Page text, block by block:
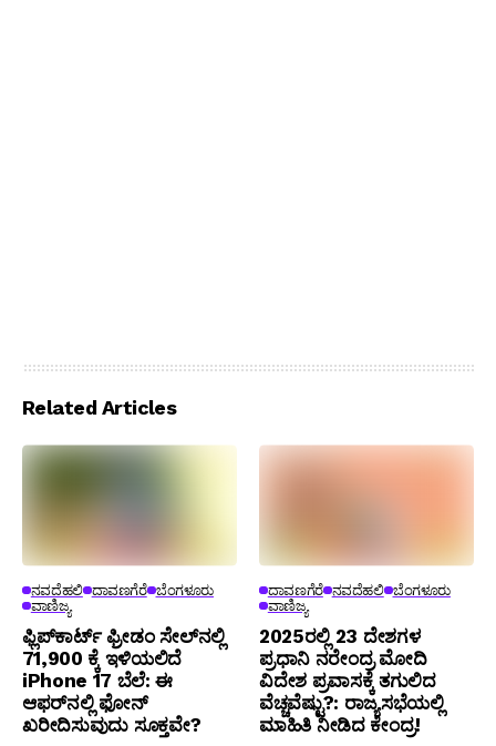
Related Articles
ನವದೆಹಲಿ ದಾವಣಗೆರೆ ಬೆಂಗಳೂರು
ವಾಣಿಜ್ಯ
ಫ್ಲಿಪ್‌ಕಾರ್ಟ್ ಫ್ರೀಡಂ ಸೇಲ್‌ನಲ್ಲಿ
₹71,900 ಕ್ಕೆ ಇಳಿಯಲಿದೆ
iPhone 17 ಬೆಲೆ: ಈ
ಆಫರ್‌ನಲ್ಲಿ ಫೋನ್
ಖರೀದಿಸುವುದು ಸೂಕ್ತವೇ?
ದಾವಣಗೆರೆ ನವದೆಹಲಿ ಬೆಂಗಳೂರು
ವಾಣಿಜ್ಯ
2025ರಲ್ಲಿ 23 ದೇಶಗಳ
ಪ್ರಧಾನಿ ನರೇಂದ್ರ ಮೋದಿ
ವಿದೇಶ ಪ್ರವಾಸಕ್ಕೆ ತಗುಲಿದ
ವೆಚ್ಚವೆಷ್ಟು?: ರಾಜ್ಯಸಭೆಯಲ್ಲಿ
ಮಾಹಿತಿ ನೀಡಿದ ಕೇಂದ್ರ!